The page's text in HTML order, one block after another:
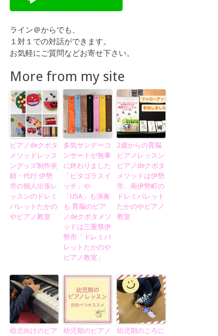
ライン＠からでも、
１対１での対話ができます。
お気軽にご質問などお寄せ下さい。
More from my site
ピアノdeクボタ
メソッドレッス
ングッズ制作依
頼・代行 伊勢
市の個人出張レ
ッスンのドレミ
パレットたかの
やピアノ教室
多気サンデーコ
ンサートが無事
に終わりました
「ピタゴラスイ
ッチ」や
「USA」も演奏
も 育脳のピア
ノdeクボタメソ
ッドは三重県伊
勢市「ドレミパ
レットたかのや
ピアノ教室」
2歳からの育脳
ピアノレッスン
ピアノdeクボタ
メソッドは伊勢
市、南伊勢町の
ドレミパレット
たかのやピアノ
教室
幼児向けのピア
幼児期のピアノ
幼児期のころに